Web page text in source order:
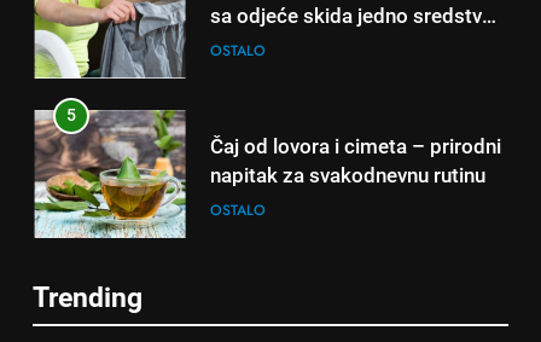
sa odjeće skida jedno sredstvo
koje svi imamo u kući
OSTALO
5
Čaj od lovora i cimeta – prirodni
napitak za svakodnevnu rutinu
OSTALO
Trending
5